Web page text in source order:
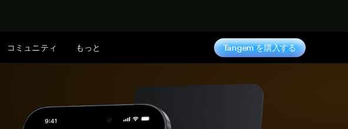
コミュニティ もっと Tangem を購入する